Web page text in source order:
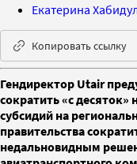
Екатерина
Копировать ссылку
Гендиректор Utair
сократить «с
субсидий на
правительства
недальновидным